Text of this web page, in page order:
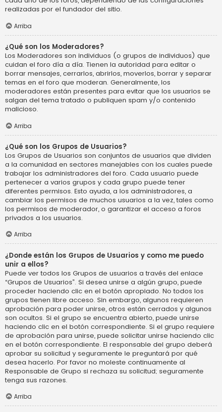
realizadas por el fundador del sitio.
Arriba
¿Qué son los Moderadores?
Los Moderadores son individuos (o grupos de individuos) que
cuidan el foro día a día. Tienen la autoridad para editar o
borrar mensajes, cerrarlos, abrirlos, moverlos, borrar y separar
temas en el foro que moderan. Generalmente, los
moderadores están presentes para evitar que los usuarios se
salgan del tema tratado o publiquen spam y/o contenido
malicioso.
Arriba
¿Qué son los Grupos de Usuarios?
Los Grupos de Usuarios son conjuntos de usuarios que dividen
a la comunidad en sectores manejables con los cuales puede
trabajar los administradores del foro. Cada usuario puede
pertenecer a varios grupos y cada grupo puede tener
diferentes permisos. Esto ayuda, a los administradores, a
cambiar los permisos de muchos usuarios a la vez, tales como
los permisos de moderador, o garantizar el acceso a foros
privados a los usuarios.
Arriba
¿Donde están los Grupos de Usuarios y como me puedo
unir a ellos?
Puede ver todos los Grupos de usuarios a través del enlace
“Grupos de Usuarios”. Si desea unirse a algún grupo, puede
proceder haciendo clic en el botón apropiado. No todos los
grupos tienen libre acceso. Sin embargo, algunos requieren
aprobación para poder unirse, otros están cerrados y algunos
son ocultos. Si el grupo se encuentra abierto, puede unirse
haciendo clic en el botón correspondiente. Si el grupo requiere
de aprobación para unirse, puede solicitar unirse haciendo clic
en el botón correspondiente. El responsable del grupo deberá
aprobar su solicitud y seguramente le preguntará por qué
desea hacerlo. Por favor no moleste continuamente al
Responsable de Grupo si rechaza su solicitud; seguramente
tenga sus razones.
Arriba